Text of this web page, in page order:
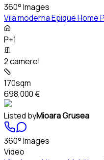
360° Images
Vila moderna Epique Home
P+1
2 camere!
170sqm
698,000 €
Listed byMioara Grusea
360° Images
Video